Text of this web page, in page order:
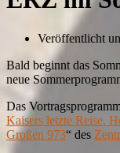
Veröffentlicht
Bald beginnt das
neue
Das
Kaisers letzte Reise.
Großen 973“ des